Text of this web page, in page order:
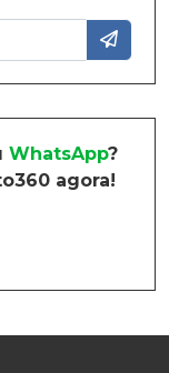
WhatsApp?
agora!